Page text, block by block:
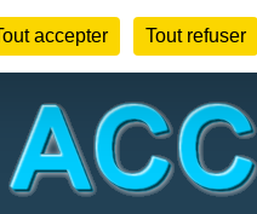
accepter Tout refuser